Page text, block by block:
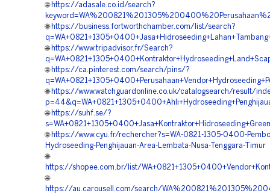
🌐 https://adasale.co.id/search?
🌐 https://business.fortworthchamber.com/list/search?
🌐 https://www.tripadvisor.fr/Search?
🌐 https://ca.pinterest.com/search/pins/?
🌐 https://www.watchguardonline.co.uk/catalogsearch/result/
🌐 https://suhf.se/?
🌐 https://www.cyu.fr/rechercher?s=WA-0821-1305-0400-
Hydroseeding-Penghijauan-Area-Lembata-Nusa-Tenggara-Timur
🌐
https://shopee.com.br/list/
🌐
https://au.carousell.com/search/